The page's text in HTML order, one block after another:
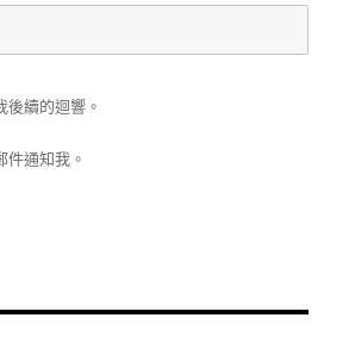
後續的迴響。
件通知我。